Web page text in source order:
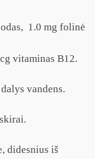
1.0 mg folinė
vitaminas B12.
vandens.
didesnius iš